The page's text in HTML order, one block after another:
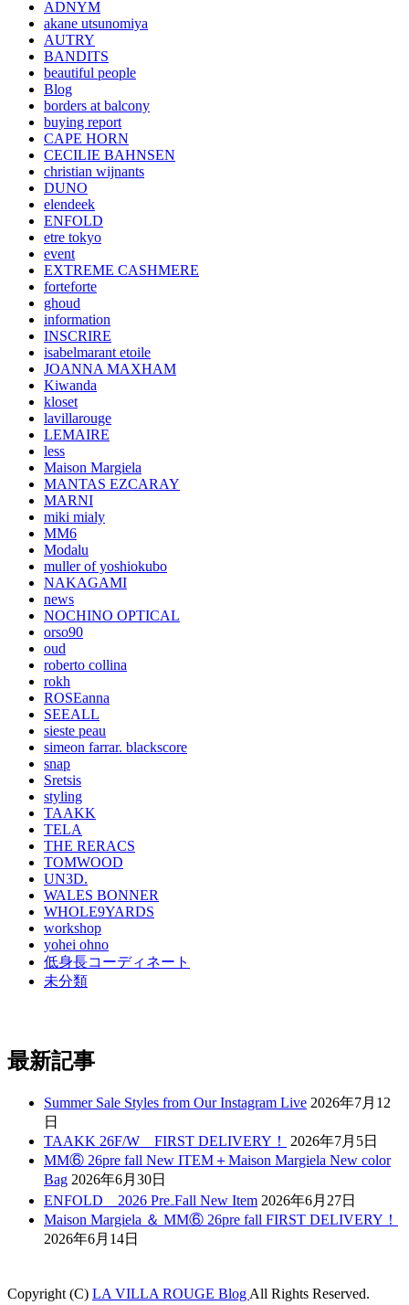
ADNYM
akane utsunomiya
AUTRY
BANDITS
beautiful people
Blog
borders at balcony
buying report
CAPE HORN
CECILIE BAHNSEN
christian wijnants
DUNO
elendeek
ENFOLD
etre tokyo
event
EXTREME CASHMERE
forteforte
ghoud
information
INSCRIRE
isabelmarant etoile
JOANNA MAXHAM
Kiwanda
kloset
lavillarouge
LEMAIRE
less
Maison Margiela
MANTAS EZCARAY
MARNI
miki mialy
MM6
Modalu
muller of yoshiokubo
NAKAGAMI
news
NOCHINO OPTICAL
orso90
oud
roberto collina
rokh
ROSEanna
SEEALL
sieste peau
simeon farrar. blackscore
snap
Sretsis
styling
TAAKK
TELA
THE RERACS
TOMWOOD
UN3D.
WALES BONNER
WHOLE9YARDS
workshop
yohei ohno
低身長コーディネート
未分類
最新記事
Summer Sale Styles from Our Instagram Live 2026年7月12
日
TAAKK 26F/W FIRST DELIVERY！
2026年7月5日
MM⑥ 26pre fall New ITEM＋Maison Margiela New color
Bag 2026年6月30日
ENFOLD 2026 Pre₋Fall New Item 2026年6月27日
Maison Margiela ＆ MM⑥ 26pre fall FIRST DELIVERY！
2026年6月14日
Copyright (C) LA VILLA ROUGE Blog All Rights Reserved.